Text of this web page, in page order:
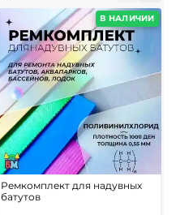
В НАЛИЧИИ
Ремкомплект для надувных
батутов